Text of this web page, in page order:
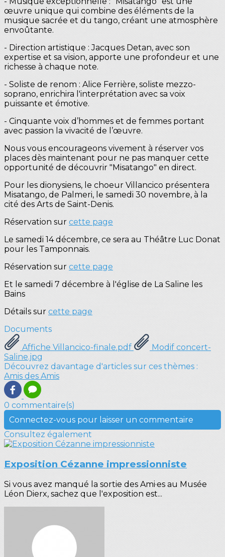
œuvre unique qui combine des éléments de la
musique sacrée et du tango, créant une atmosphère
envoûtante.
- Direction artistique : Jacques Detan, avec son
expertise et sa vision, apporte une profondeur et une
richesse à chaque note.
- Soliste de renom : Alice Ferrière, soliste mezzo-
soprano, enrichira l'interprétation avec sa voix
puissante et émotive.
- Cinquante voix d’hommes et de femmes portant
avec passion la vivacité de l’œuvre.
Nous vous encourageons vivement à réserver vos
places dès maintenant pour ne pas manquer cette
opportunité de découvrir "Misatango" en direct.
Pour les dionysiens, le choeur Villancico présentera
Misatango, de Palmeri, le samedi 30 novembre, à la
cité des Arts de Saint-Denis.
Réservation sur cette page
Le samedi 14 décembre, ce sera au Théâtre Luc Donat
pour les Tamponnais.
Réservation sur cette page
Et le samedi 7 décembre à l'église de La Saline les
Bains
Détails sur cette page
Documents
Affiche Villancico-finale.pdf
Modif concert-
Saline.jpg
Découvrez davantage d'articles sur ces thèmes :
Amis des Amis
0 commentaire(s)
Connectez-vous pour laisser un commentaire
Consultez également
Exposition Cézanne impressionniste
Si vous avez manqué la sortie des Ami·es au Musée
Léon Dierx, sachez que l'exposition est...